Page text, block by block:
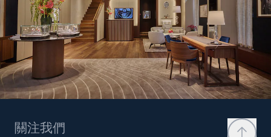
關注我們